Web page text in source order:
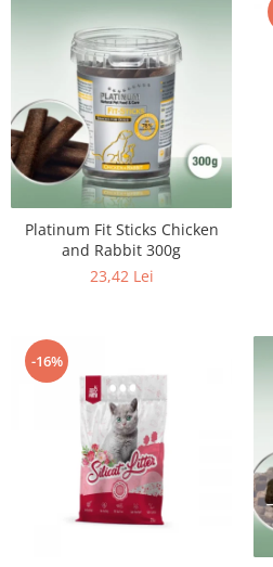
Platinum Fit Sticks Chicken
and Rabbit 300g
23,42 Lei
-16%